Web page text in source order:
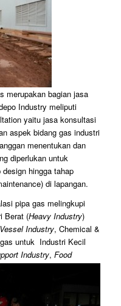
merupakan bagian jasa
Industry meliputi
yaitu jasa konsultasi
aspek bidang gas industri
menentukan dan
diperlukan untuk
hingga tahap
di lapangan.
pipa gas melingkupi
Berat (Heavy Industry)
Industry, Chemical &
untuk Industri Kecil
Industry, Food